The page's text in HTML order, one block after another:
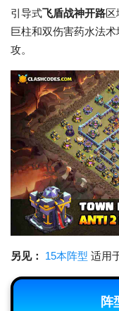
引导式飞盾战神开路区
巨柱和双伤害药水法
攻。
另见： 15本阵型 适用
阵